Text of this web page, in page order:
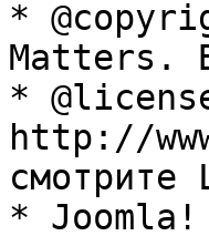
*
Matters.
*
http://
смотрите
* Joomla!